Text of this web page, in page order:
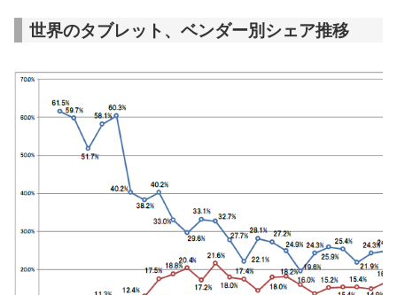
世界のタブレット、ベンダー別シェア推移